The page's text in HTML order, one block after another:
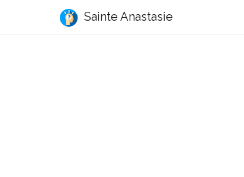
Sainte Anastasie